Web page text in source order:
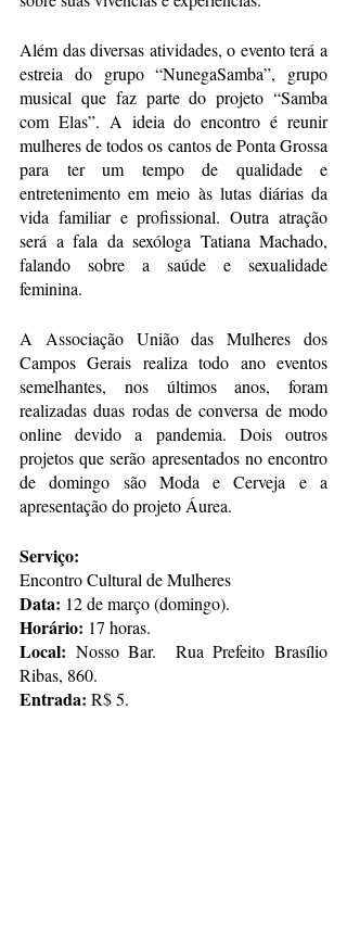
Além das diversas atividades, o evento terá a
estreia do grupo “NunegaSamba”, grupo
musical que faz parte do projeto “Samba
com Elas”. A ideia do encontro é reunir
mulheres de todos os cantos de Ponta Grossa
para ter um tempo de qualidade e
entretenimento em meio às lutas diárias da
vida familiar e profissional. Outra atração
será a fala da sexóloga Tatiana Machado,
falando sobre a saúde e sexualidade
feminina.
A Associação União das Mulheres dos
Campos Gerais realiza todo ano eventos
semelhantes, nos últimos anos, foram
realizadas duas rodas de conversa de modo
online devido a pandemia. Dois outros
projetos que serão apresentados no encontro
de domingo são Moda e Cerveja e a
apresentação do projeto Áurea.
Serviço:
Encontro Cultural de Mulheres
Data: 12 de março (domingo).
Horário: 17 horas.
Local: Nosso Bar.  Rua Prefeito Brasílio
Ribas, 860.
Entrada: R$ 5.